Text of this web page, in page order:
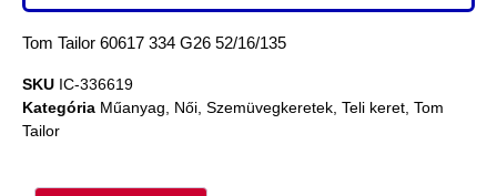
Tom Tailor 60617 334 G26 52/16/135
SKU IC-336619
Kategória Műanyag Női Szemüvegkeretek Teli keret Tom
Tailor